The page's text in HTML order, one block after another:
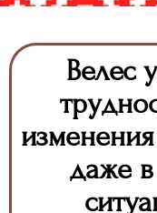
Велес
даже